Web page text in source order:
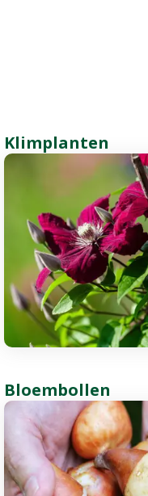
Klimplanten
Bloembollen